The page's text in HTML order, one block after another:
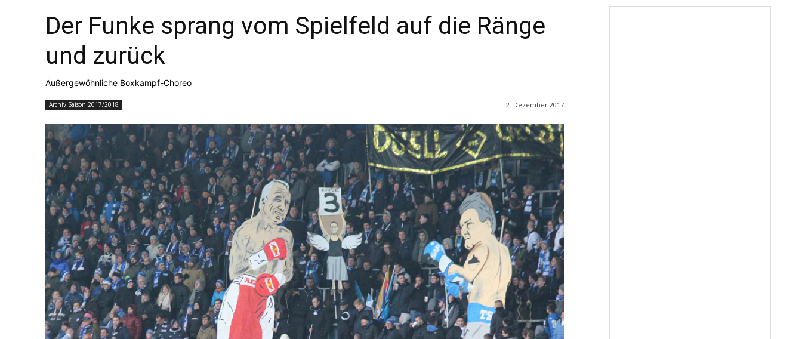
Der Funke sprang vom Spielfeld auf die Ränge
und zurück
Außergewöhnliche Boxkampf-Choreo
Archiv Saison 2017/2018 2. Dezember 2017